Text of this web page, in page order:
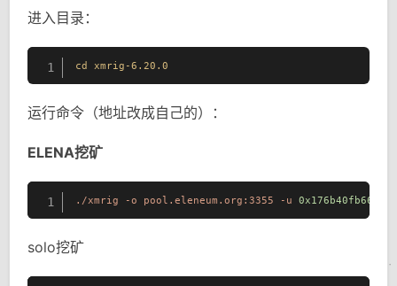
进入目录：
1 cd xmrig-6 .20 .0
运行命令（地址改成自己的）：
ELENA挖矿
1 ./xmrig -o pool.eleneum.org:3355 -u
solo挖矿